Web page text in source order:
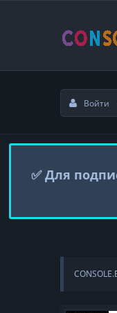
Войти
✅ Для